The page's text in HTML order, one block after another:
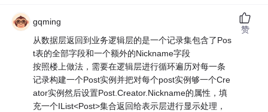
gqming
从数据层返回到业务逻辑层的是一个记录集包含了Pos
t表的全部字段和一个额外的Nickname字段
按照楼上做法，需要在逻辑层进行循环遍历对每一条
记录构建一个Post实例并把对每个post实例够一个Cre
ator实例然后设置Post.Creator.Nickname的属性，填
充一个IList<Post>集合返回给表示层进行显示处理，
赞